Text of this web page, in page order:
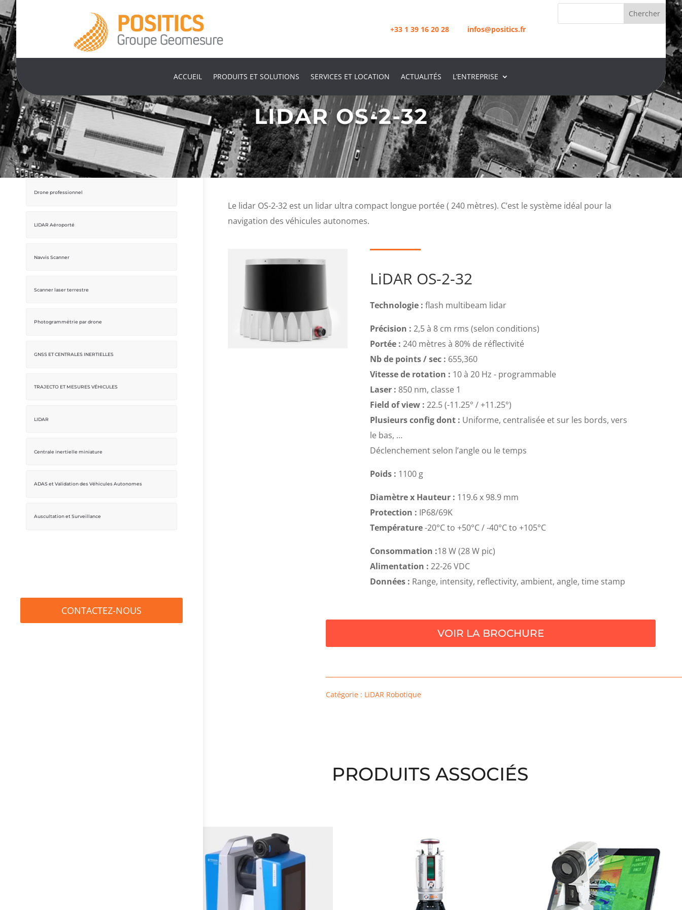
LIDAR OS-2-32
+33 1 39 16 20 28 infos@positics.fr
infos@positics.fr
ACCUEIL PRODUITS ET SOLUTIONS SERVICES ET LOCATION ACTUALITÉS L’ENTREPRISE
Mobile Mapping
Drone professionnel
LIDAR Aéroporté
Navvis Scanner
Scanner laser terrestre
Photogrammétrie par drone
GNSS ET CENTRALES INERTIELLES
TRAJECTO ET MESURES VÉHICULES
LIDAR
Centrale inertielle miniature
ADAS et Validation des Véhicules Autonomes
Auscultation et Surveillance
CONTACTEZ-NOUS
Le lidar OS-2-32 est un lidar ultra compact longue portée ( 240 mètres). C’est le système idéal pour la
navigation des véhicules autonomes.
LiDAR OS-2-32
Technologie : flash multibeam lidar
Précision : 2,5 à 8 cm rms (selon conditions)
Portée : 240 mètres à 80% de réflectivité
Nb de points / sec : 655,360
Vitesse de rotation : 10 à 20 Hz - programmable
Laser : 850 nm, classe 1
Field of view : 22.5 (-11.25° / +11.25°)
Plusieurs config dont : Uniforme, centralisée et sur les bords, vers
le bas, …
Déclenchement selon l’angle ou le temps
Poids : 1100 g
Diamètre x Hauteur : 119.6 x 98.9 mm
Protection : IP68/69K
Température-20°C to +50°C / -40°C to +105°C
Consommation :18 W (28 W pic)
Alimentation : 22-26 VDC
Données : Range, intensity, reflectivity, ambient, angle, time stamp
VOIR LA BROCHURE
Catégorie : LiDAR Robotique
PRODUITS ASSOCIÉS